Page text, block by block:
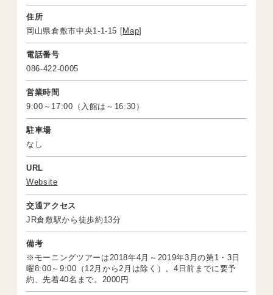
住所
岡山県倉敷市中央1-1-15 [Map]
電話番号
086-422-0005
営業時間
9:00～17:00（入館は～16:30）
駐車場
なし
URL
Website
交通アクセス
JR倉敷駅から徒歩約13分
備考
※モーニングツアーは2018年4月～2019年3月の第1・3日
曜8:00～9:00（12月から2月は除く）。4日前までに要予
約、先着40名まで。2000円